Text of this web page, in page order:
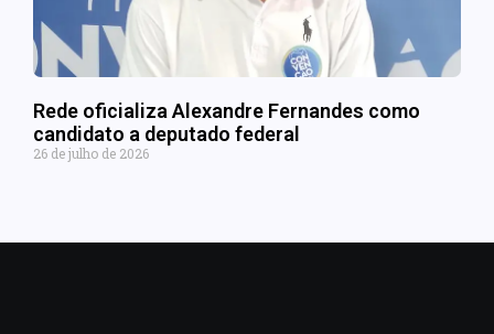
Rede oficializa Alexandre Fernandes como
candidato a deputado federal
26 de julho de 2026